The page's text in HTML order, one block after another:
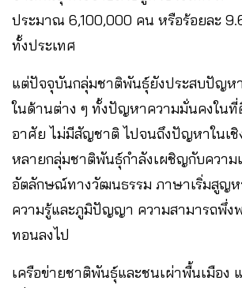
ประมาณ 6,100,000 คน หรือร้อยละ
ทั้งประเทศ
แต่ปัจจุบันกลุ่มชาติพันธุ์ยังประสบปัญห
ในด้านต่าง ๆ ทั้งปัญหาความมั่นคงใน
อาศัย ไม่มีสัญชาติ ไปจนถึงปัญหาในเ
หลายกลุ่มชาติพันธุ์กำลังเผชิญกับความ
อัตลักษณ์ทางวัฒนธรรม ภาษาเริ่มสูญห
ความรู้และภูมิปัญญา ความสามารถพึ่ง
ทอนลงไป
เครือข่ายชาติพันธุ์และชนเผ่าพื้นเมือง